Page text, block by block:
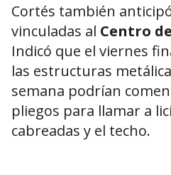
Cortés también
vinculadas al Centro
Indicó que el viernes
las estructuras
semana podrían
pliegos para llamar a
cabreadas y el techo.